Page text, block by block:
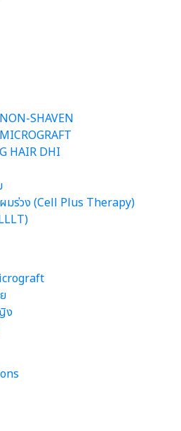
SHAVEN
HAIR DHI
มร่วง (Cell Plus Therapy)
ง